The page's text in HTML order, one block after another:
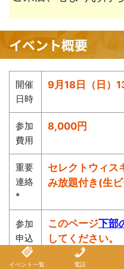
イベント概要
開催
日時
9月18日（日）
参加
費用
8,000円
重要
連絡
*
セレクトウィ
み放題付き(生
参加
申込
このページ下部
してください。
イベント一覧 電話